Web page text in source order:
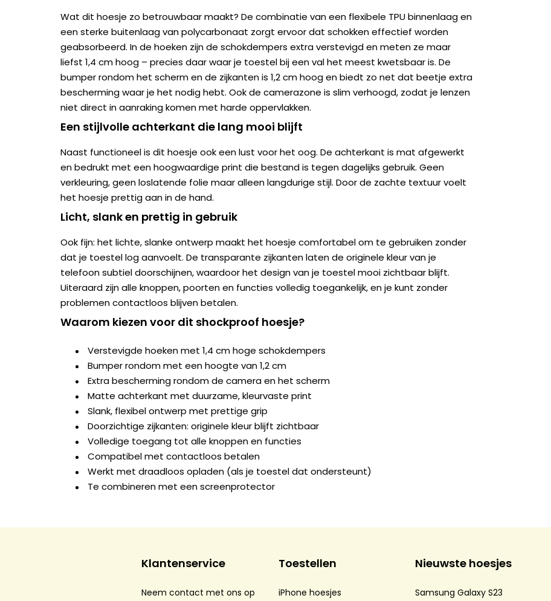
Wat dit hoesje zo betrouwbaar maakt? De combinatie van een flexibele TPU binnenlaag en
een sterke buitenlaag van polycarbonaat zorgt ervoor dat schokken effectief worden
geabsorbeerd. In de hoeken zijn de schokdempers extra verstevigd en meten ze maar
liefst 1,4 cm hoog – precies daar waar je toestel bij een val het meest kwetsbaar is. De
bumper rondom het scherm en de zijkanten is 1,2 cm hoog en biedt zo net dat beetje extra
bescherming waar je het nodig hebt. Ook de camerazone is slim verhoogd, zodat je lenzen
niet direct in aanraking komen met harde oppervlakken.
Een stijlvolle achterkant die lang mooi blijft
Naast functioneel is dit hoesje ook een lust voor het oog. De achterkant is mat afgewerkt
en bedrukt met een hoogwaardige print die bestand is tegen dagelijks gebruik. Geen
verkleuring, geen loslatende folie maar alleen langdurige stijl. Door de zachte textuur voelt
het hoesje prettig aan in de hand.
Licht, slank en prettig in gebruik
Ook fijn: het lichte, slanke ontwerp maakt het hoesje comfortabel om te gebruiken zonder
dat je toestel log aanvoelt. De transparante zijkanten laten de originele kleur van je
telefoon subtiel doorschijnen, waardoor het design van je toestel mooi zichtbaar blijft.
Uiteraard zijn alle knoppen, poorten en functies volledig toegankelijk, en je kunt zonder
problemen contactloos blijven betalen.
Waarom kiezen voor dit shockproof hoesje?
Verstevigde hoeken met 1,4 cm hoge schokdempers
Bumper rondom met een hoogte van 1,2 cm
Extra bescherming rondom de camera en het scherm
Matte achterkant met duurzame, kleurvaste print
Slank, flexibel ontwerp met prettige grip
Doorzichtige zijkanten: originele kleur blijft zichtbaar
Volledige toegang tot alle knoppen en functies
Compatibel met contactloos betalen
Werkt met draadloos opladen (als je toestel dat ondersteunt)
Te combineren met een screenprotector
Klantenservice
Neem contact met ons op
Toestellen
iPhone hoesjes
Nieuwste hoesjes
Samsung Galaxy S23